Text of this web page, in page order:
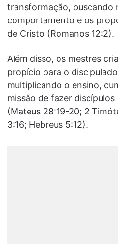
transformação, buscando
comportamento e os
de Cristo (Romanos 12:2).
Além disso, os mestres
propício para o
multiplicando o ensino,
missão de fazer
(Mateus 28:19-20; 2
3:16; Hebreus 5:12).